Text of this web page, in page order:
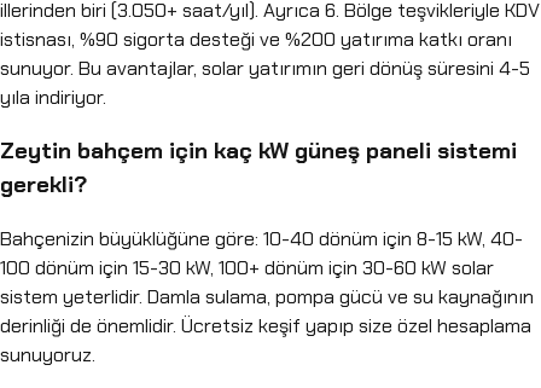
illerinden biri (3.050+ saat/yıl). Ayrıca 6. Bölge teşvikleriyle KDV
istisnası, %90 sigorta desteği ve %200 yatırıma katkı oranı
sunuyor. Bu avantajlar, solar yatırımın geri dönüş süresini 4-5
yıla indiriyor.
Zeytin bahçem için kaç kW güneş paneli sistemi
gerekli?
Bahçenizin büyüklüğüne göre: 10-40 dönüm için 8-15 kW, 40-
100 dönüm için 15-30 kW, 100+ dönüm için 30-60 kW solar
sistem yeterlidir. Damla sulama, pompa gücü ve su kaynağının
derinliği de önemlidir. Ücretsiz keşif yapıp size özel hesaplama
sunuyoruz.